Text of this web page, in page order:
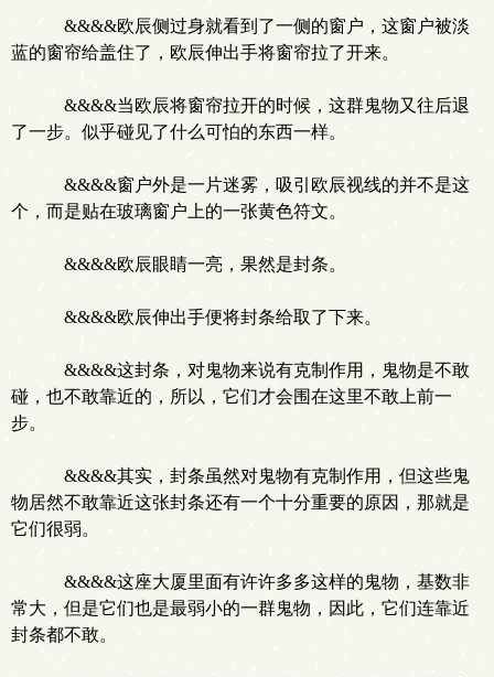
&&&&欧辰侧过身就看到了一侧的窗户，这窗户被淡
蓝的窗帘给盖住了，欧辰伸出手将窗帘拉了开来。
&&&&当欧辰将窗帘拉开的时候，这群鬼物又往后退
了一步。似乎碰见了什么可怕的东西一样。
&&&&窗户外是一片迷雾，吸引欧辰视线的并不是这
个，而是贴在玻璃窗户上的一张黄色符文。
&&&&欧辰眼睛一亮，果然是封条。
&&&&欧辰伸出手便将封条给取了下来。
&&&&这封条，对鬼物来说有克制作用，鬼物是不敢
碰，也不敢靠近的，所以，它们才会围在这里不敢上前一
步。
&&&&其实，封条虽然对鬼物有克制作用，但这些鬼
物居然不敢靠近这张封条还有一个十分重要的原因，那就是
它们很弱。
&&&&这座大厦里面有许许多多这样的鬼物，基数非
常大，但是它们也是最弱小的一群鬼物，因此，它们连靠近
封条都不敢。